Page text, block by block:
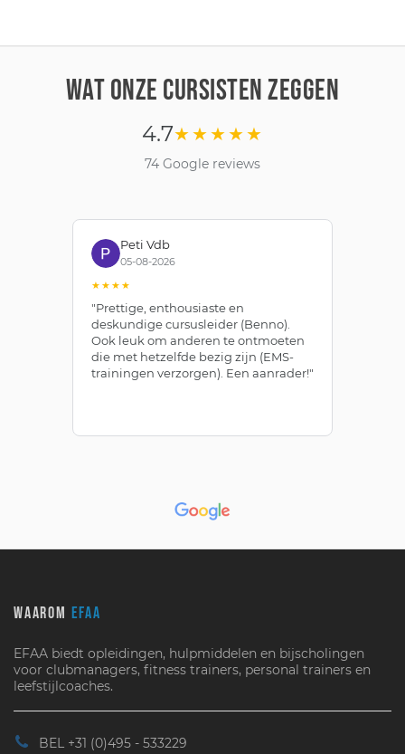
WAT ONZE CURSISTEN ZEGGEN
4.7★★★★★
74 Google reviews
Peti Vdb
05-08-2026
★★★★
"Prettige, enthousiaste en
deskundige cursusleider (Benno).
Ook leuk om anderen te ontmoeten
die met hetzelfde bezig zijn (EMS-
trainingen verzorgen). Een aanrader!"
WAAROM EFAA
EFAA biedt opleidingen, hulpmiddelen en bijscholingen
voor clubmanagers, fitness trainers, personal trainers en
leefstijlcoaches.
BEL +31 (0)495 - 533229